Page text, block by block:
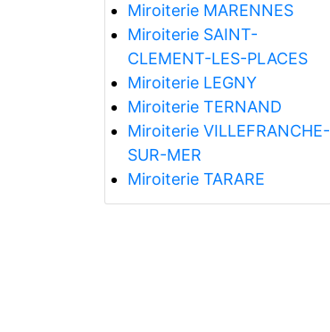
Miroiterie MARENNES
Miroiterie SAINT-
CLEMENT-LES-PLACES
Miroiterie LEGNY
Miroiterie TERNAND
Miroiterie VILLEFRANCHE-
SUR-MER
Miroiterie TARARE